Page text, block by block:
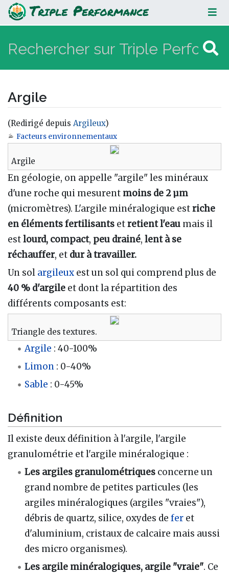
Argile
Argile
(Redirigé depuis Argileux)
Aller à :navigation,rechercher
Facteurs environnementaux
Argile
En géologie, on appelle "argile" les minéraux
d'une roche qui mesurent moins de 2 µm
(micromètres). L'argile minéralogique estriche
en éléments fertilisants etretient l'eau mais il
estlourd, compact, peu drainé, lent à se
réchauffer, et dur à travailler.
Un sol argileux est un sol qui comprend plus de
40 % d'argile et dont la répartition des
différents composants est:
Triangle des textures.
Argile : 40-100%
Limon : 0-40%
Sable : 0-45%
Définition
Il existe deux définition à l'argile, l'argile
granulométrie et l'argile minéralogique :
Les argiles granulométriques concerne un
grand nombre de petites particules (les
argiles minéralogiques (argiles "vraies"),
débris de quartz, silice, oxydes defer et
d'aluminium, cristaux de calcaire mais aussi
des micro organismes).
Les argile minéralogiques, argile "vraie". Ce